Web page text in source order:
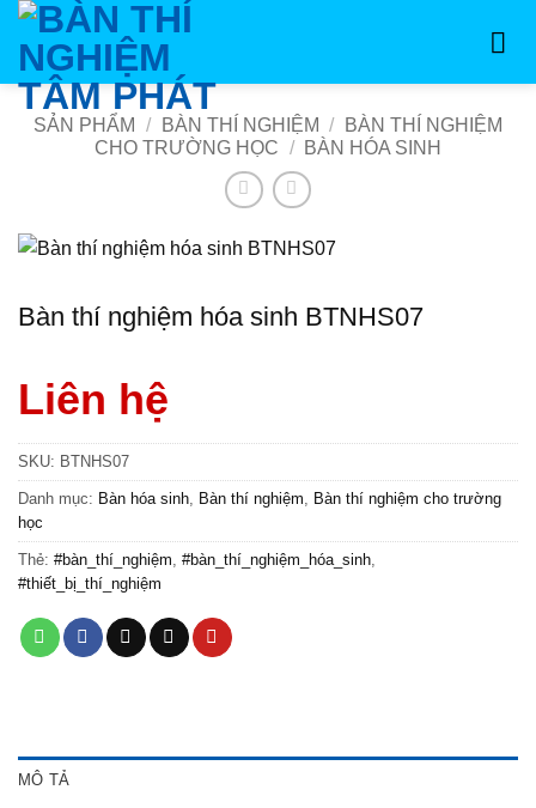
Bỏ
qua
nội
SẢN PHẨM
/ BÀN THÍ NGHIỆM /
BÀN THÍ NGHIỆM
CHO TRƯỜNG HỌC / BÀN HÓA SINH
Bàn thí nghiệm hóa sinh BTNHS07
Liên hệ
SKU: BTNHS07
Danh mục: Bàn hóa sinh Bàn thí nghiệm
Bàn thí nghiệm cho trường
học
Thẻ: #bàn_thí_nghiệm #bàn_thí_nghiệm_hóa_sinh
#thiết_bị_thí_nghiệm
MÔ TẢ